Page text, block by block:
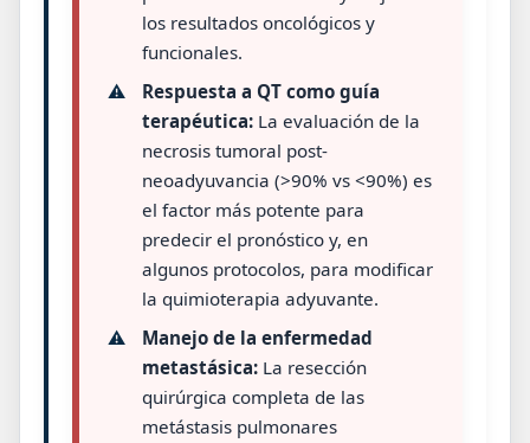
los resultados oncológicos y
funcionales.
⚠️
Respuesta a QT como guía
terapéutica:La evaluación de la
necrosis tumoral post-
neoadyuvancia (>90% vs <90%) es
el factor más potente para
predecir el pronóstico y, en
algunos protocolos, para modificar
la quimioterapia adyuvante.
⚠️
Manejo de la enfermedad
metastásica:La resección
quirúrgica completa de las
metástasis pulmonares